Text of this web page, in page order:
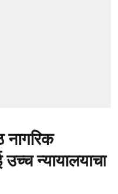
नागरिक
न्यायालयाचा